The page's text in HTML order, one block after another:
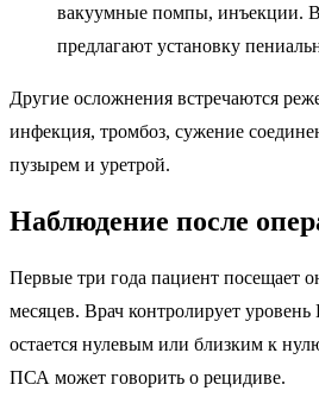
вакуумные помпы, инъекции.
предлагают установку
Другие осложнения встречаются
инфекция, тромбоз, сужение
пузырем и уретрой.
Наблюдение после
Первые три года пациент посещает
месяцев. Врач контролирует
остается нулевым или близким к
ПСА может говорить о рецидиве.